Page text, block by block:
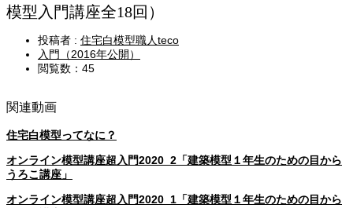
模型入門講座全18回）
投稿者 : 住宅白模型職人teco
入門（2016年公開）
閲覧数：45
関連動画
住宅白模型ってなに？
オンライン模型講座超入門2020_2「建築模型１年生のための目から
うろこ講座」
オンライン模型講座超入門2020_1「建築模型１年生のための目から